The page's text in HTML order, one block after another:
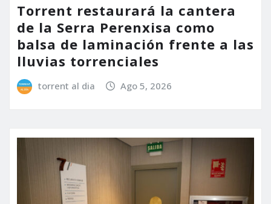
Torrent restaurará la cantera
de la Serra Perenxisa como
balsa de laminación frente a las
lluvias torrenciales
torrent al dia Ago 5, 2026